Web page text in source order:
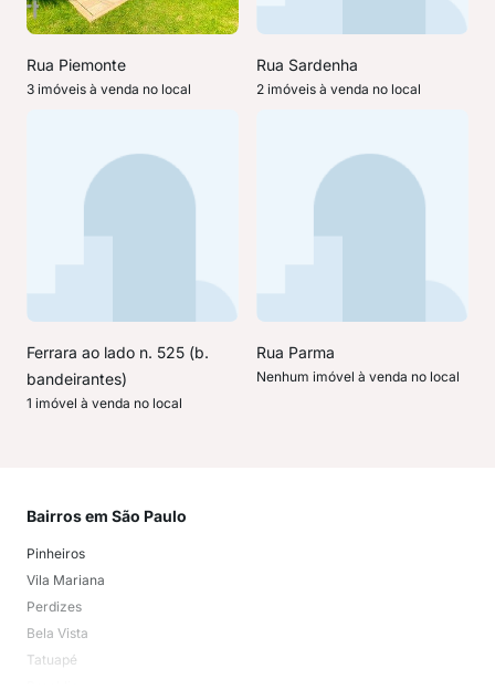
Rua Piemonte
3 imóveis à venda no local
Rua Sardenha
2 imóveis à venda no local
Ferrara ao lado n. 525 (b.
bandeirantes)
1 imóvel à venda no local
Rua Parma
Nenhum imóvel à venda no local
Bairros em São Paulo
Pinheiros
Vila Mariana
Perdizes
Bela Vista
Tatuapé